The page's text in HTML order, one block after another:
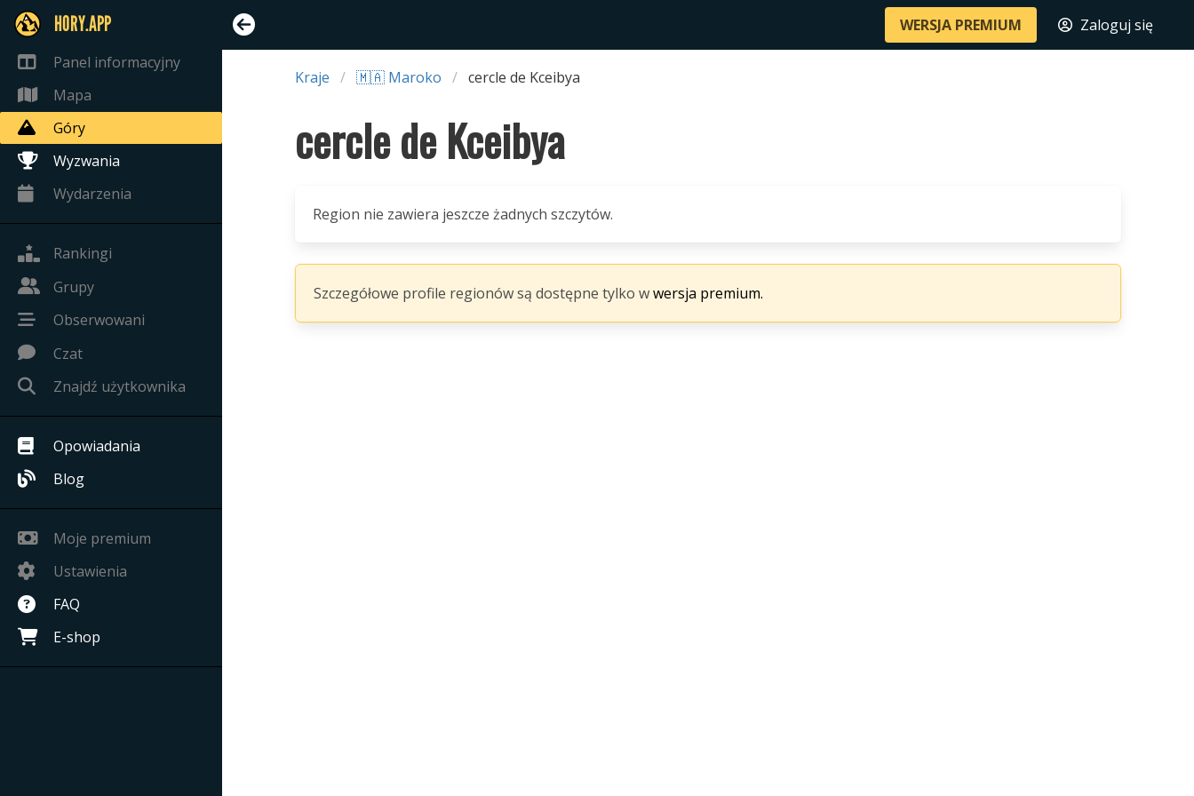
HORY.APP
Panel informacyjny
Mapa
Góry
Wyzwania
Wydarzenia
Rankingi
Grupy
Obserwowani
Czat
Znajdź użytkownika
Opowiadania
Blog
Moje premium
Ustawienia
FAQ
E-shop
WERSJA PREMIUM Zaloguj się
Kraje 🇲🇦 Maroko cercle de Kceibya
cercle de Kceibya
Region nie zawiera jeszcze żadnych szczytów.
Szczegółowe profile regionów są dostępne tylko wwersja premium.